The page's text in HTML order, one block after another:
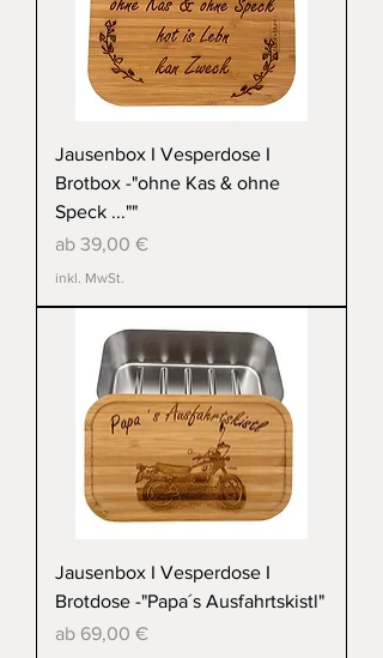
Jausenbox I Vesperdose I
Brotbox -"ohne Kas & ohne
Speck ...""
ab 39,00 €
Sale-Preis
inkl. MwSt.
Jausenbox I Vesperdose I
Brotdose -"Papa´s Ausfahrtskistl"
ab 69,00 €
Sale-Preis